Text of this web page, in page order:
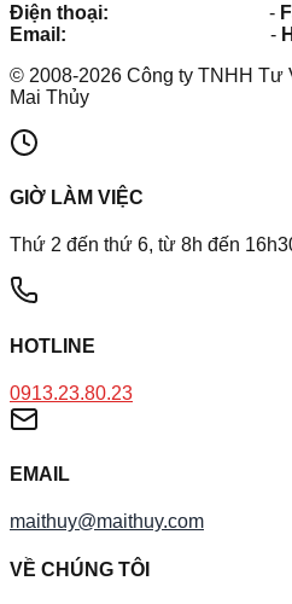
Điện thoại:
-
Email:
-
© 2008-2026 Công ty TNHH Tư
Mai Thủy
GIỜ LÀM VIỆC
Thứ 2 đến thứ 6, từ 8h đến
HOTLINE
0913.23.80.23
EMAIL
maithuy@maithuy.com
VỀ CHÚNG TÔI